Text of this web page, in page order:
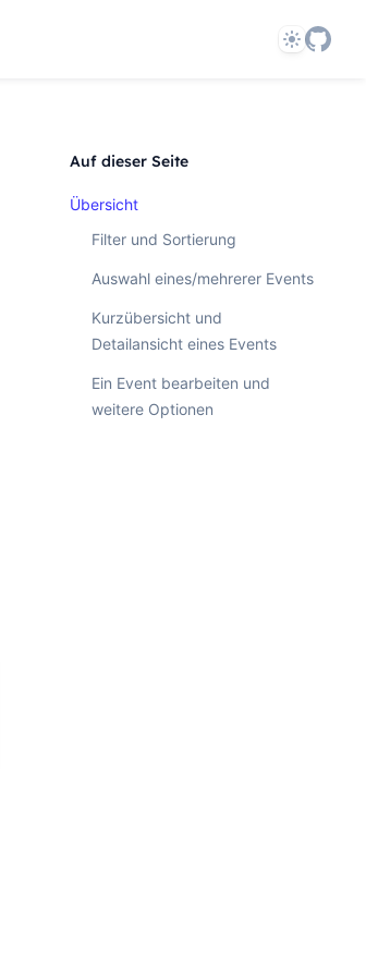
Theme
Auf dieser Seite
Übersicht
Filter und Sortierung
Auswahl eines/mehrerer Events
Kurzübersicht und
Detailansicht eines Events
Ein Event bearbeiten und
weitere Optionen